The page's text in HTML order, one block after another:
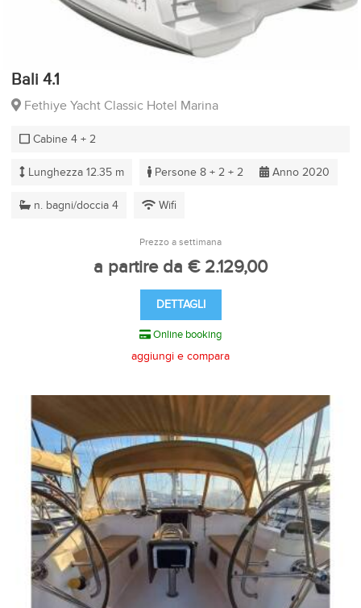
Bali 4.1
Fethiye Yacht Classic Hotel Marina
Cabine 4 + 2
Lunghezza 12.35 m Persone 8 + 2 + 2 Anno 2020
n. bagni/doccia 4 Wifi
Prezzo a settimana
a partire da € 2.129,00
DETTAGLI
Online booking
aggiungi e compara